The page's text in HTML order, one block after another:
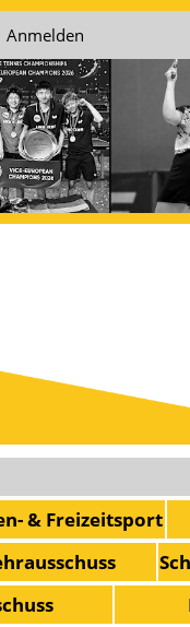
Anmelden
& Freizeitsport